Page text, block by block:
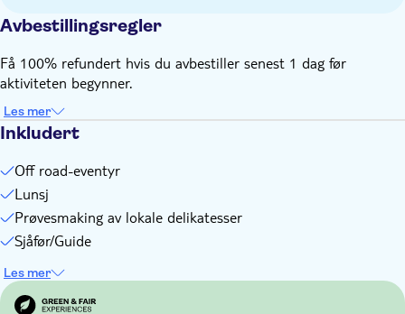
Utflukten passer ikke for rullestolbrukere
Barn må være under tilsyn av voksen (over 18 år) til enhver
tid
Avbestillingsregler
Få 100% refundert hvis du avbestiller senest 1 dag før
aktiviteten begynner.
Les mer
Inkludert
Off road-eventyr
Lunsj
Prøvesmaking av lokale delikatesser
Sjåfør/Guide
Les mer